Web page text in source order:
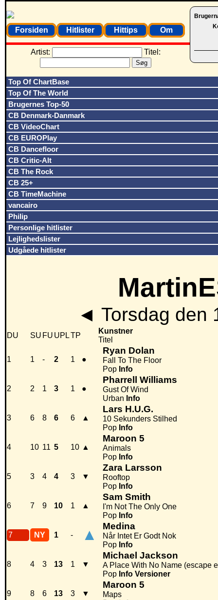
Forsiden Hitlister Hittips Om
Artist: Titel:
Top Of ChartBase
Top Of The World
Brugernes Top-50
CB Denmark-Danmark
CB VideoChart
CB EUROPlay
CB Dancefloor
CB Critic-Alt
CB The Rock
CB 25+
CB TimeMachine
vancairo
Philip
Personlige hitlister
Lejlighedslister
Udgåede hitlister
◄ Torsdag den
DU SU FU UPLTP
Kunstner
Titel
1 1 - 2 1 ●
Ryan Dolan
Fall To The Floor
Pop Info
2 2 1 3 1 ●
Pharrell Williams
Gust Of Wind
Urban Info
3 6 8 6 6 ▲
Lars H.U.G.
10 Sekunders Stilhed
Pop Info
4 10 11 5 10 ▲
Maroon 5
Animals
Pop Info
5 3 4 4 3 ▼
Zara Larsson
Rooftop
Pop Info
6 7 9 10 1 ▲
Sam Smith
I'm Not The Only One
Pop Info
7 NY 1 - ▲ Medina
Når Intet Er Godt Nok
Pop Info
8 4 3 13 1 ▼
Michael Jackson
A Place With No Name (escape
Pop Info Versioner
9 8 6 13 3 ▼
Maroon 5
Maps